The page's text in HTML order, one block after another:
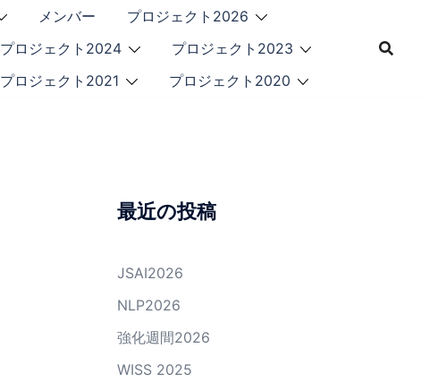
メンバー
プロジェクト2026
プロジェクト2024
プロジェクト2023
プロジェクト2021 プロジェクト2020
最近の投稿
JSAI2026
NLP2026
強化週間2026
WISS 2025